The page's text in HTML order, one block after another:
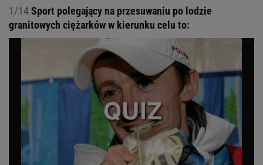
1/14Sport polegający na przesuwaniu po lodzie
granitowych ciężarków w kierunku celu to: